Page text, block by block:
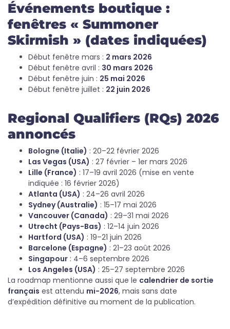
Événements boutique :
fenêtres « Summoner
Skirmish » (dates indiquées)
Début fenêtre mars : 2 mars 2026
Début fenêtre avril : 30 mars 2026
Début fenêtre juin : 25 mai 2026
Début fenêtre juillet : 22 juin 2026
Regional Qualifiers (RQs) 2026
annoncés
Bologne (Italie) : 20–22 février 2026
Las Vegas (USA) : 27 février – 1er mars 2026
Lille (France) : 17–19 avril 2026 (mise en vente
indiquée : 16 février 2026)
Atlanta (USA) : 24–26 avril 2026
Sydney (Australie) : 15–17 mai 2026
Vancouver (Canada) : 29–31 mai 2026
Utrecht (Pays-Bas) : 12–14 juin 2026
Hartford (USA) : 19–21 juin 2026
Barcelone (Espagne) : 21–23 août 2026
Singapour : 4–6 septembre 2026
Los Angeles (USA) : 25–27 septembre 2026
La roadmap mentionne aussi que le calendrier de sortie
français est attendu mi-2026, mais sans date
d’expédition définitive au moment de la publication.